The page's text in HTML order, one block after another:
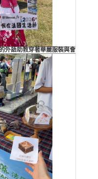
外語助教穿著華麗服裝與會